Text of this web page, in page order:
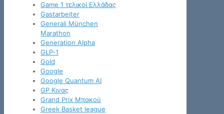
Game 1 τελικοί Ελλάδας
Gastarbeiter
Generali München
Marathon
Generation Alpha
GLP-1
Gold
Google
Google Quantum AI
GP Κινας
Grand Prix Μπακού
Greek Basket league